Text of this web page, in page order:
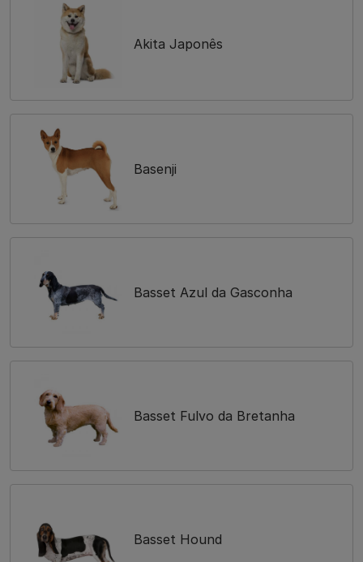
Akita Japonês
Basenji
Basset Azul da Gasconha
Basset Fulvo da Bretanha
Basset Hound